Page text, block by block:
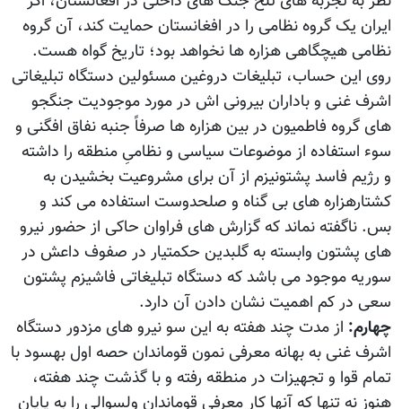
ایران یک گروه نظامی را در افغانستان حمایت کند، آن گروه
نظامی هیچگاهی هزاره ها نخواهد بود؛ تاریخ گواه هست.
روی این حساب، تبلیغات دروغین مسئولین دستگاه تبلیغاتی
اشرف غنی و باداران بیرونی اش در مورد موجودیت جنگجو
های گروه فاطمیون در بین هزاره ها صرفاً جنبه نفاق افگنی و
سوء استفاده از موضوعات سیاسی و نظامیِ منطقه را داشته
و رژیم فاسد پشتونیزم از آن برای مشروعیت بخشیدن به
کشتارهزاره های بی گناه و صلحدوست استفاده می کند و
بس. ناگفته نماند که گزارش های فراوان حاکی از حضور نیرو
های پشتون وابسته به گلبدین حکمتیار در صفوف داعش در
سوریه موجود می باشد که دستگاه تبلیغاتی فاشیزم پشتون
سعی در کم اهمیت نشان دادن آن دارد.
چهارم: از مدت چند هفته به این سو نیرو های مزدور دستگاه
اشرف غنی به بهانه معرفی نمون قوماندان حصه اول بهسود با
تمام قوا و تجهیزات در منطقه رفته و با گذشت چند هفته،
هنوز نه تنها که آنها کار معرفی قوماندان ولسوالی را به پایان